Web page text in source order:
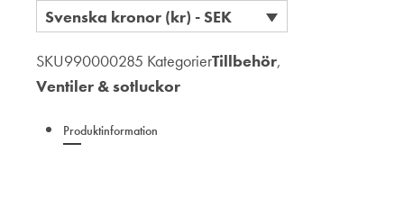
ÖNSKELISTA
ÖNSKELISTA
ÖNSKELISTA
Svenska kronor (kr) - SEK
SKU990000285 KategorierTillbehör,
Ventiler & sotluckor
Produktinformation